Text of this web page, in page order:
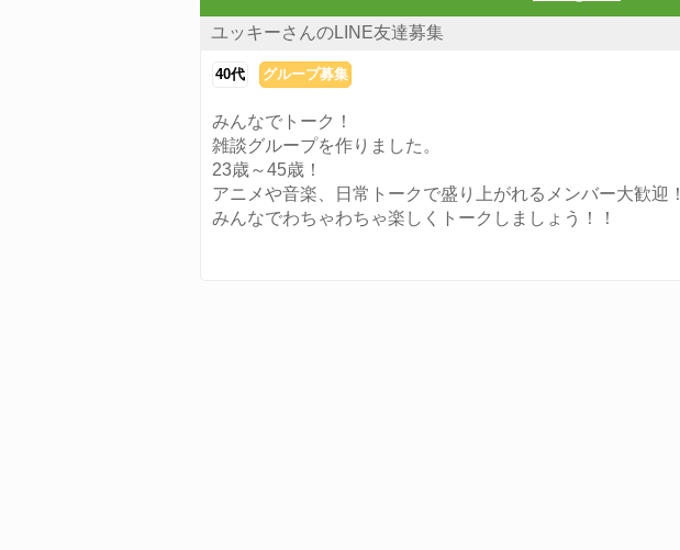
ユッキーさんのLINE友達募集
40代 グループ募集
みんなでトーク！
雑談グループを作りました。
23歳～45歳！
アニメや音楽、日常トークで盛り上がれるメンバー大歓迎！
みんなでわちゃわちゃ楽しくトークしましょう！！